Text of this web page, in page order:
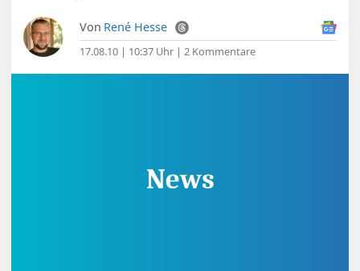
Von René Hesse
17.08.10 | 10:37 Uhr |2 Kommentare